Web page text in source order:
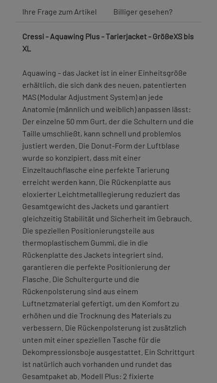
Ihre Frage zum Artikel Billiger gesehen?
Cressi - Aquawing Plus - Tarierjacket - GrößeXS bis
XL
Aquawing – das Jacket ist in einer Einheitsgröße
erhältlich, die sich dank des neuen, patentierten
MAS (Modular Adjustment System) an jede
Anatomie (männlich und weiblich) anpassen lässt:
Der einzelne 50 mm Gurt, der die Schultern und die
Taille umschließt, kann schnell und problemlos
justiert werden. Die Donut-Form der Luftblase
wurde so konzipiert, dass mit einer
Einzeltauchflasche eine perfekte Tarierung
erreicht werden kann. Die Rückenplatte aus
eloxierter Leichtmetalllegierung reduziert das
Gesamtgewicht des Jackets und garantiert
gleichzeitig Stabilität und Sicherheit im Gebrauch.
Die speziellen Positionierungsteile aus
thermoplastischem Gummi, die in die
Rückenplatte des Jackets integriert sind,
garantieren die perfekte Positionierung der
Flasche. Die Schultergurte und die
Rückenpolsterung sind aus einem
Luftnetzmaterial gefertigt, um den Komfort zu
erhöhen und die Trocknung des Materials zu
verbessern. Die Rückenpolsterung ist zusätzlich
unten mit einer speziellen Tasche für die
Dekompressionsboje ausgestattet. Ein Schrittgurt
ist natürlich auch vorhanden und rundet das
Gesamtpaket ab. Modell Plus: 2 fixierte